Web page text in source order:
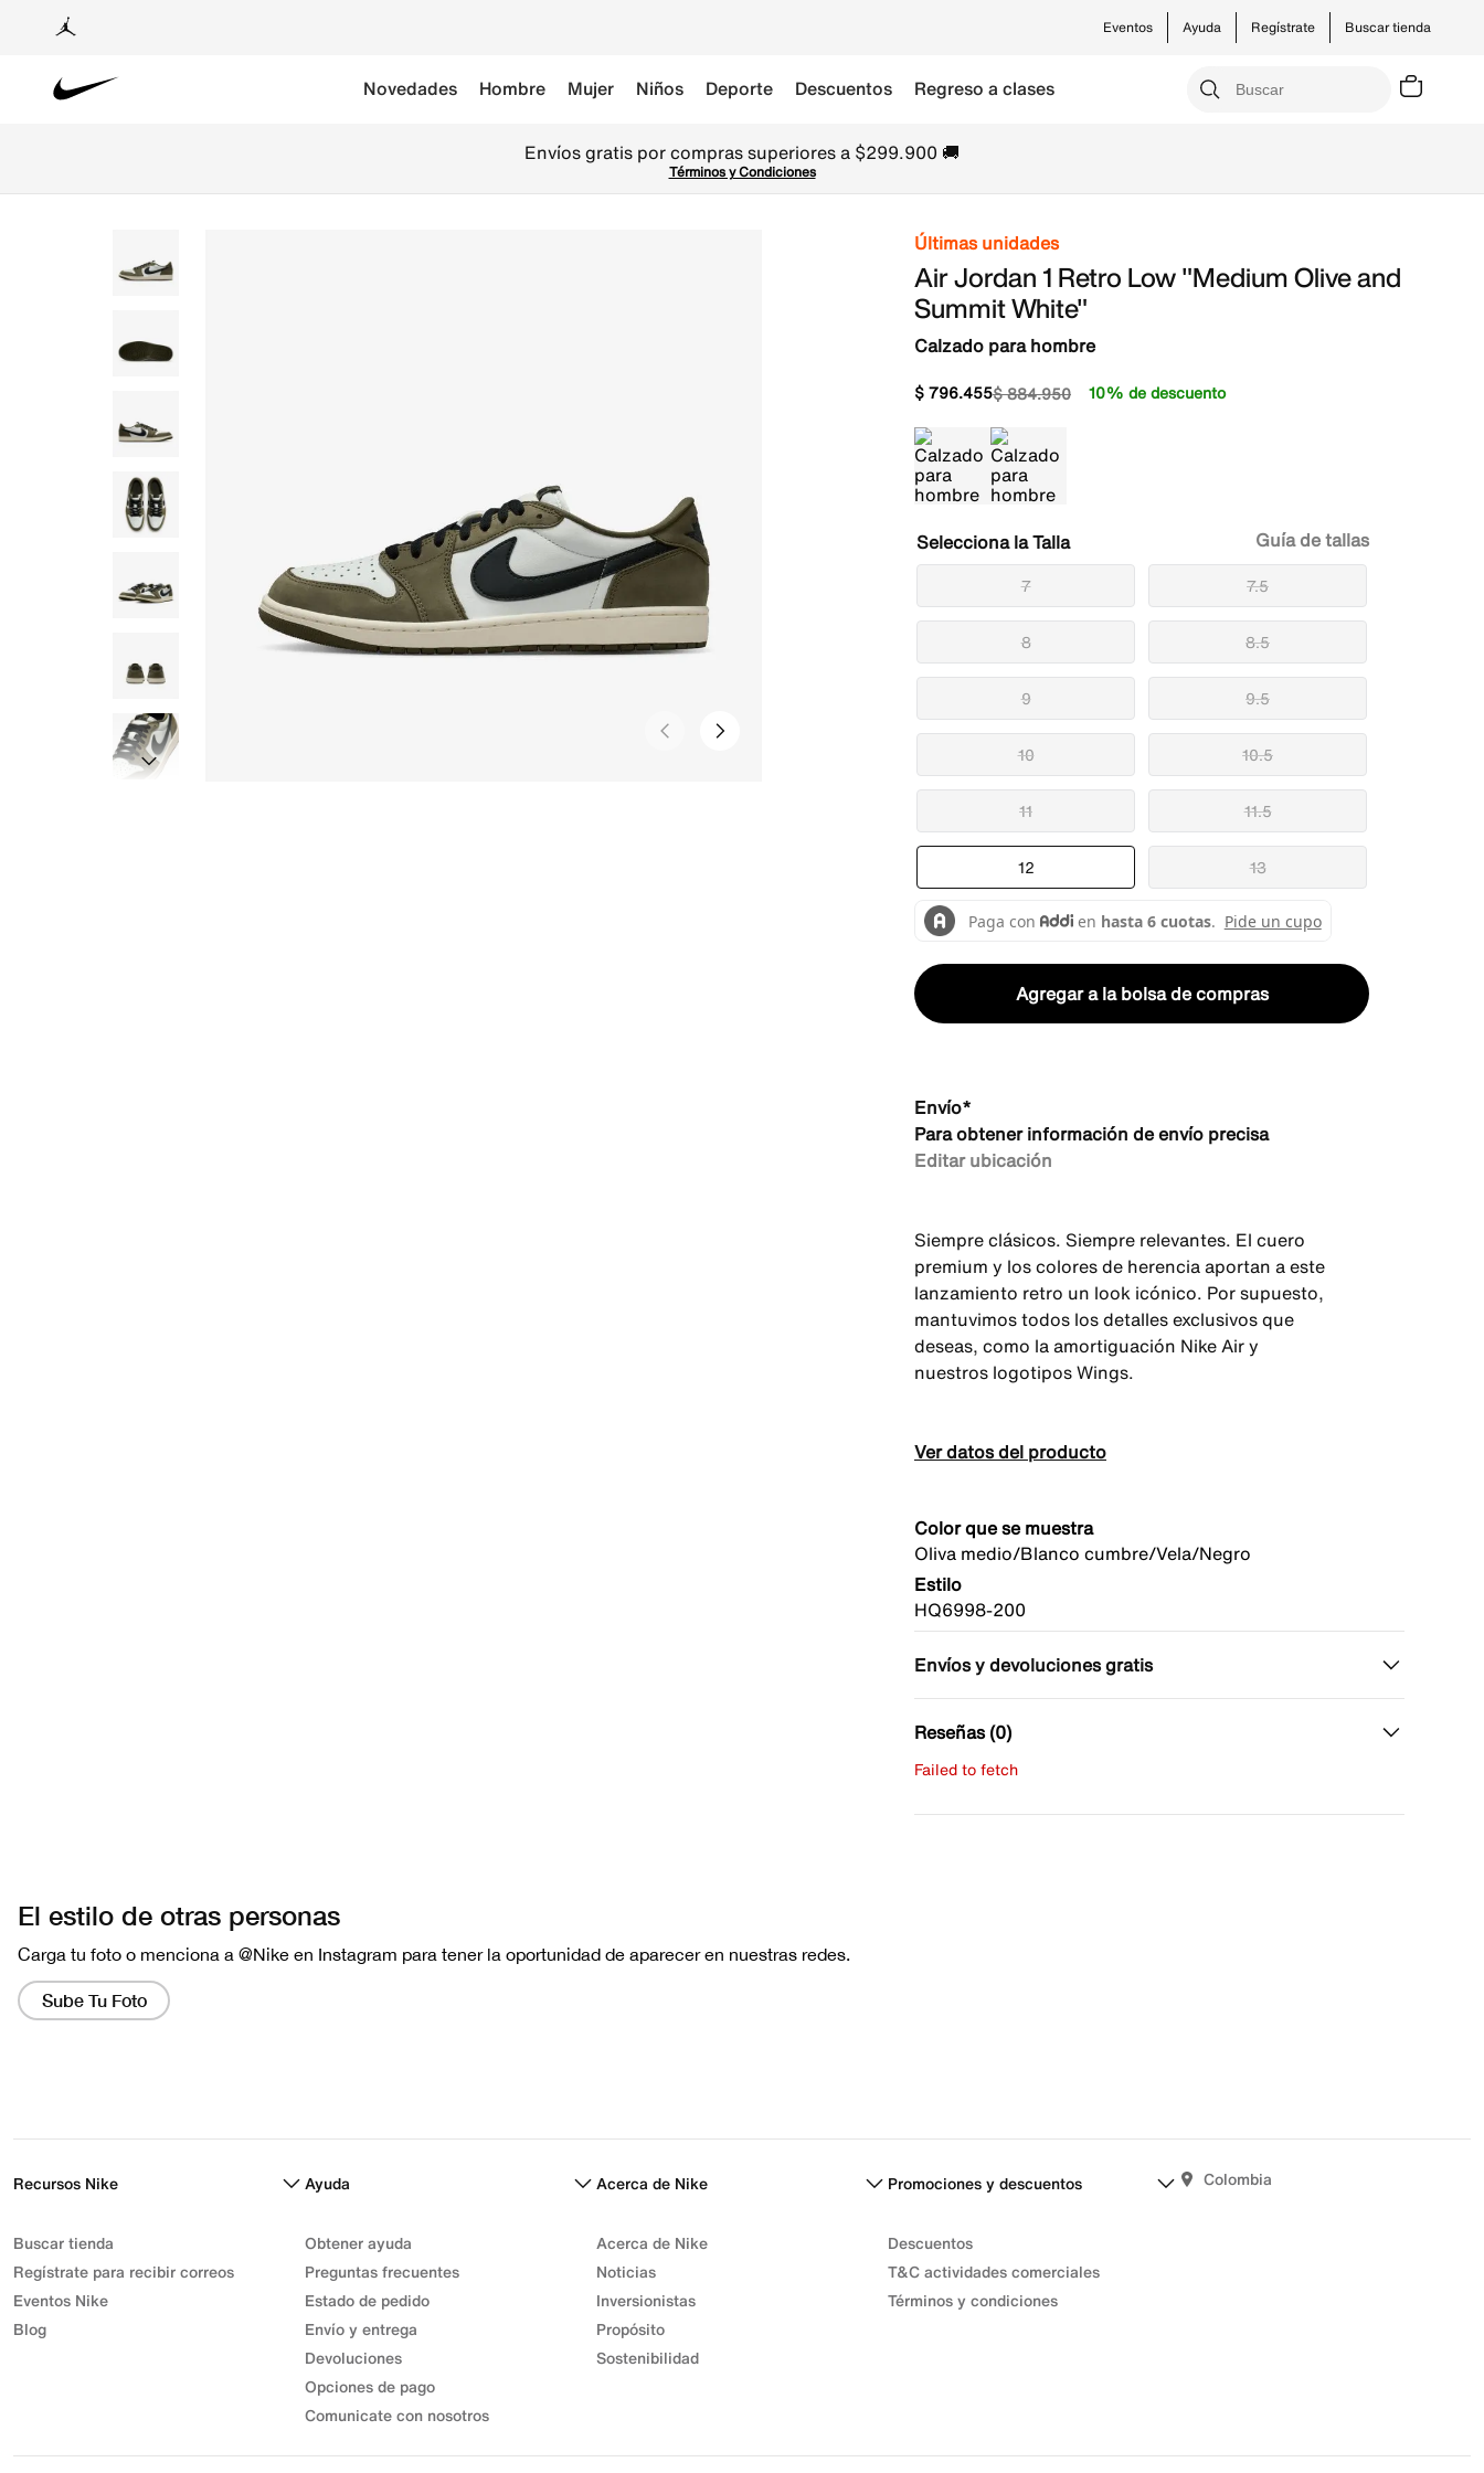
Buscar tienda
Ayuda Regístrate
Eventos
Novedades Hombre Mujer Niños Deporte Descuentos Regreso a clases
Envíos gratis por compras superiores a $299.900 🚚
Términos y Condiciones
Últimas unidades
Air Jordan 1 Retro Low "Medium Olive and
Summit White"
Calzado para hombre
$884.950
$796.455 10% de descuento
Talla
7 7.5
8 8.5
9 9.5
10 10.5
11 11.5
12 13
Guía de tallas
Agregar a la bolsa de compras
Envío*
Para obtener información de envío precisa
Editar ubicación
Siempre clásicos. Siempre relevantes. El cuero
premium y los colores de herencia aportan a este
lanzamiento retro un look icónico. Por supuesto,
mantuvimos todos los detalles exclusivos que
deseas, como la amortiguación Nike Air y
nuestros logotipos Wings.
Ver datos del producto
Color que se muestra
Oliva medio/Blanco cumbre/Vela/Negro
Estilo
HQ6998-200
Envíos y devoluciones gratis
Reseñas (0)
Failed to fetch
Recursos Nike
Buscar tienda
Regístrate para recibir correos
Eventos Nike
Blog
Ayuda
Obtener ayuda
Preguntas frecuentes
Estado de pedido
Envío y entrega
Devoluciones
Opciones de pago
Comunicate con nosotros
Acerca de Nike
Acerca de Nike
Noticias
Inversionistas
Propósito
Sostenibilidad
Promociones y descuentos
Descuentos
T&C actividades comerciales
Términos y condiciones
Colombia